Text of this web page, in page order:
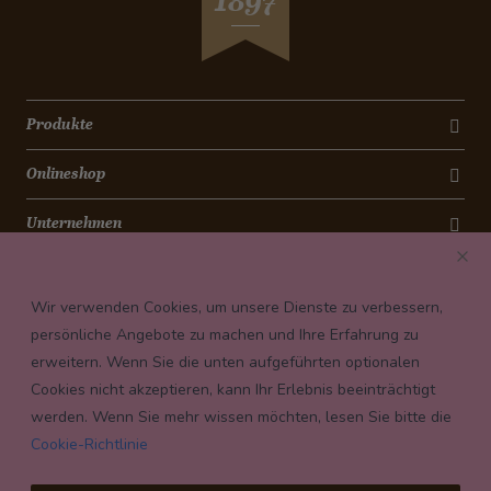
Produkte
Onlineshop
Unternehmen
Payment conditions
Wir verwenden Cookies, um unsere Dienste zu verbessern,
persönliche Angebote zu machen und Ihre Erfahrung zu
erweitern. Wenn Sie die unten aufgeführten optionalen
Cookies nicht akzeptieren, kann Ihr Erlebnis beeinträchtigt
werden. Wenn Sie mehr wissen möchten, lesen Sie bitte die
Cookie-Richtlinie